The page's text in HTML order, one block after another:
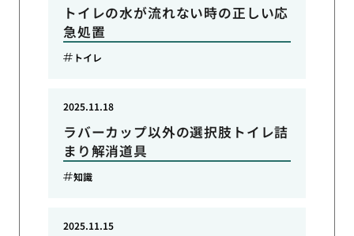
トイレの水が流れない時の正しい応
急処置
トイレ
ラバーカップ以外の選択肢トイレ詰
まり解消道具
2025.11.18
知識
2025.11.15